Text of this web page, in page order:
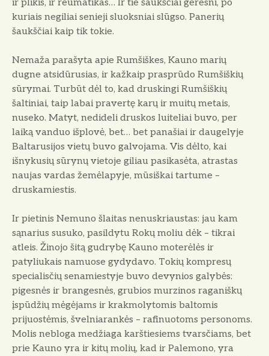
ir plikis, ir reumatikas… Ir tie šaukščiai geresni, po
kuriais negiliai senieji sluoksniai slūgso. Panerių
šaukščiai kaip tik tokie.
Nemaža parašyta apie Rumšiškes, Kauno marių
dugne atsidūrusias, ir kažkaip prasprūdo Rumšiškių
sūrymai. Turbūt dėl to, kad druskingi Rumšiškių
šaltiniai, taip labai pravertę karų ir muitų metais,
nuseko. Matyt, nedideli druskos luiteliai buvo, per
laiką vanduo išplovė, bet… bet panašiai ir daugelyje
Baltarusijos vietų buvo galvojama. Vis dėlto, kai
išnykusių sūrynų vietoje giliau pasikasėta, atrastas
naujas vardas žemėlapyje, mūsiškai tartume –
druskamiestis.
Ir pietinis Nemuno šlaitas nenuskriaustas: jau kam
sąnarius susuko, pasildytu Rokų moliu dėk – tikrai
atleis. Žinojo šitą gudrybę Kauno moterėlės ir
patyliukais namuose gydydavo. Tokių kompresų
specialisčių senamiestyje buvo devynios galybės:
pigesnės ir brangesnės, grubios murzinos raganiškų
įspūdžių mėgėjams ir krakmolytomis baltomis
prijuostėmis, švelniarankės – rafinuotoms personoms.
Molis nebloga medžiaga karštiesiems tvarsčiams, bet
prie Kauno yra ir kitų molių, kad ir Palemono, yra